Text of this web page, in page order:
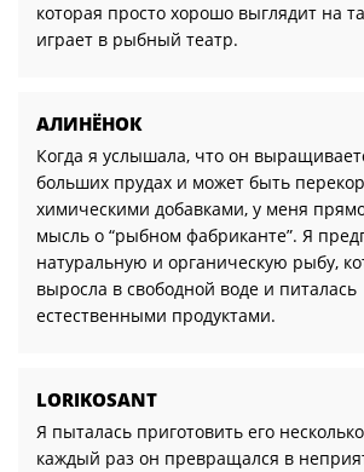
которая просто хорошо выглядит на
играет в рыбный театр.
АЛИНЁНОК
Когда я услышала, что он
больших прудах и может быть
химическими добавками, у меня
мысль о “рыбном фабриканте”. Я
натуральную и органическую рыбу,
выросла в свободной воде и питалась
естественными продуктами.
LORIKOSANT
Я пыталась приготовить его
каждый раз он превращался в